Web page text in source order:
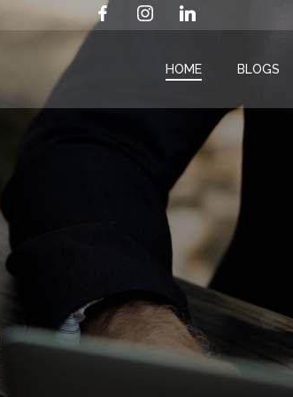
HOME BLOGS